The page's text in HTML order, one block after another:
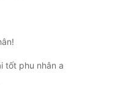
tốt phu nhân a